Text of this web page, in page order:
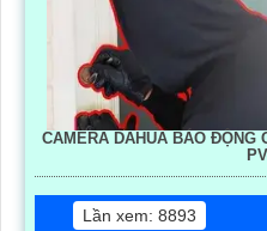
CAMERA DAHUA BÁO ĐỘNG
Lần xem: 8893